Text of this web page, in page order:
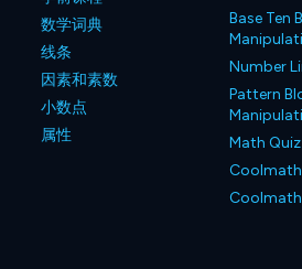
数学词典
线条
因素和素数
小数点
属性
Base Ten
Number
Pattern
Math